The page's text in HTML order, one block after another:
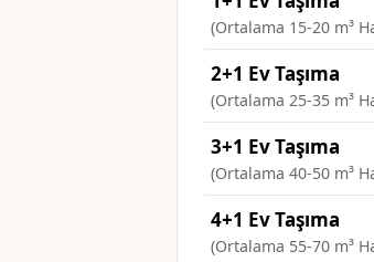
(Ortalama 15-20 m³
2+1 Ev Taşıma
(Ortalama 25-35 m³
3+1 Ev Taşıma
(Ortalama 40-50 m³
4+1 Ev Taşıma
(Ortalama 55-70 m³